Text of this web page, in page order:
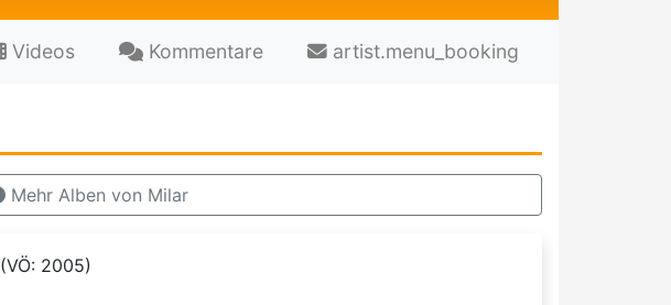
Videos Kommentare artist.menu_booking
Mehr Alben von Milar
(VÖ: 2005)